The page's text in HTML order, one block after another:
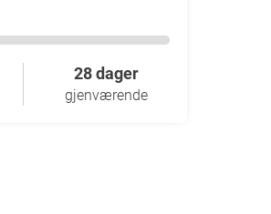
28 dager
gjenværende